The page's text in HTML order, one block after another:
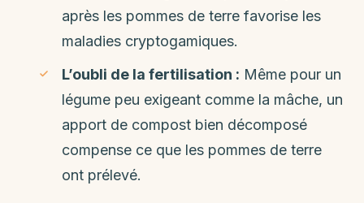
après les pommes de terre favorise les
maladies cryptogamiques.
L’oubli de la fertilisation : Même pour un
légume peu exigeant comme la mâche, un
apport de compost bien décomposé
compense ce que les pommes de terre
ont prélevé.